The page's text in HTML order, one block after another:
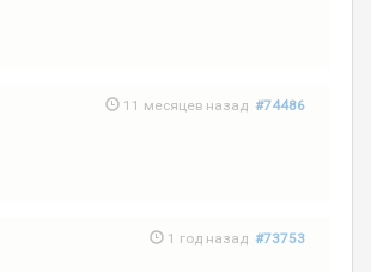
11 месяцев назад #74486
1 год назад #73753